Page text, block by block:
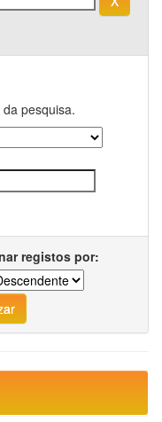
pesquisa.
registos por: